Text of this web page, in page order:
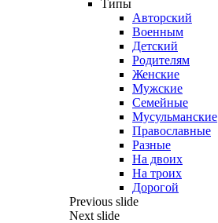
Типы
Авторский
Военным
Детский
Родителям
Женские
Мужские
Семейные
Мусульманские
Православные
Разные
На двоих
На троих
Дорогой
Previous slide
Next slide